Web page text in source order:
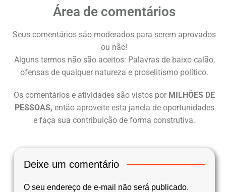
Área de comentários
Seus comentários são moderados para serem aprovados
ou não!
Alguns termos não são aceitos: Palavras de baixo calão,
ofensas de qualquer natureza e proselitismo político.
Os comentários e atividades são vistos por MILHÕES DE
PESSOAS, então aproveite esta janela de oportunidades
e faça sua contribuição de forma construtiva.
Deixe um comentário
O seu endereço de e-mail não será publicado.